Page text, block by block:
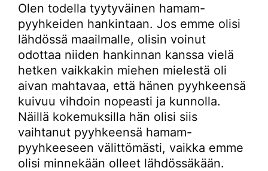
Olen todella tyytyväinen hamam-
pyyhkeiden hankintaan. Jos emme olisi
lähdössä maailmalle, olisin voinut
odottaa niiden hankinnan kanssa vielä
hetken vaikkakin miehen mielestä oli
aivan mahtavaa, että hänen pyyhkeensä
kuivuu vihdoin nopeasti ja kunnolla.
Näillä kokemuksilla hän olisi siis
vaihtanut pyyhkeensä hamam-
pyyhkeeseen välittömästi, vaikka emme
olisi minnekään olleet lähdössäkään.